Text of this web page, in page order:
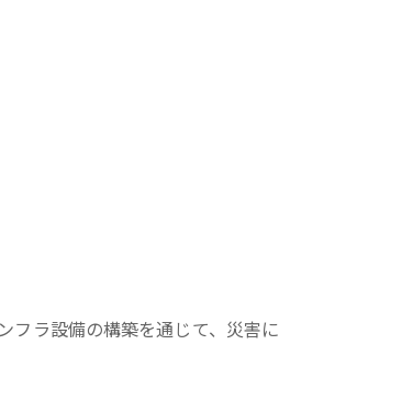
フラ設備の構築を通じて、災害に